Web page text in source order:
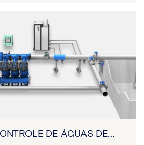
DE ÁGUAS DE